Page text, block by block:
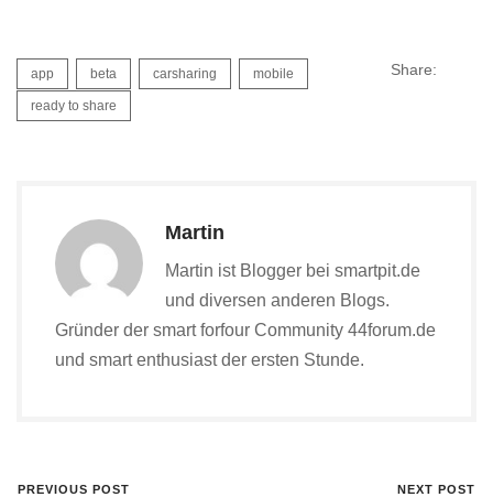
app beta carsharing mobile
ready to share
Share:
Martin
Martin ist Blogger bei smartpit.de
und diversen anderen Blogs.
Gründer der smart forfour Community 44forum.de
und smart enthusiast der ersten Stunde.
PREVIOUS POST NEXT POST